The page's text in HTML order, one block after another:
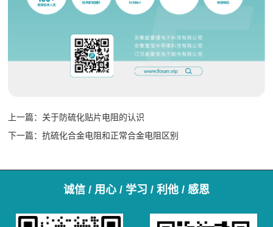
上一篇： 关于防硫化贴片电阻的认识
下一篇：抗硫化合金电阻和正常合金电阻区别
诚信 / 用心 / 学习 / 利他 / 感恩